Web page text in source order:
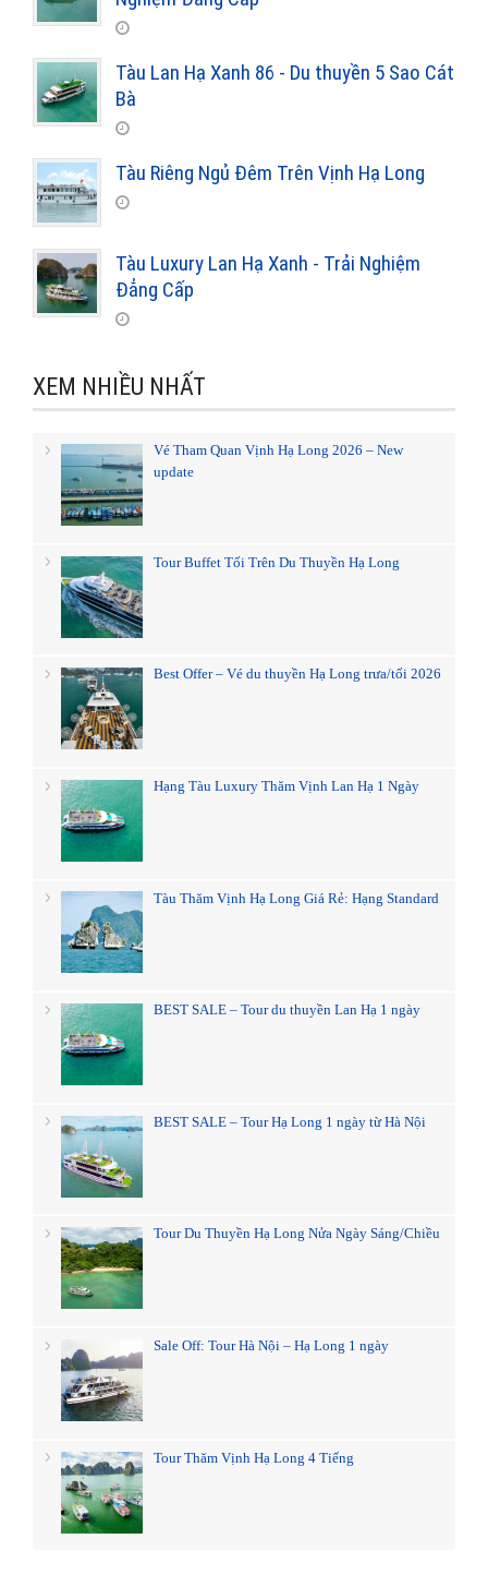
Tàu Lan Hạ Xanh 86 - Du thuyền 5 Sao Cát
Bà
Tàu Riêng Ngủ Đêm Trên Vịnh Hạ Long
Tàu Luxury Lan Hạ Xanh - Trải Nghiệm
Đẳng Cấp
XEM NHIỀU NHẤT
Vé Tham Quan Vịnh Hạ Long 2026 – New
update
Tour Buffet Tối Trên Du Thuyền Hạ Long
Best Offer – Vé du thuyền Hạ Long trưa/tối 2026
Hạng Tàu Luxury Thăm Vịnh Lan Hạ 1 Ngày
Tàu Thăm Vịnh Hạ Long Giá Rẻ: Hạng Standard
BEST SALE – Tour du thuyền Lan Hạ 1 ngày
BEST SALE – Tour Hạ Long 1 ngày từ Hà Nội
Tour Du Thuyền Hạ Long Nửa Ngày Sáng/Chiều
Sale Off: Tour Hà Nội – Hạ Long 1 ngày
Tour Thăm Vịnh Hạ Long 4 Tiếng